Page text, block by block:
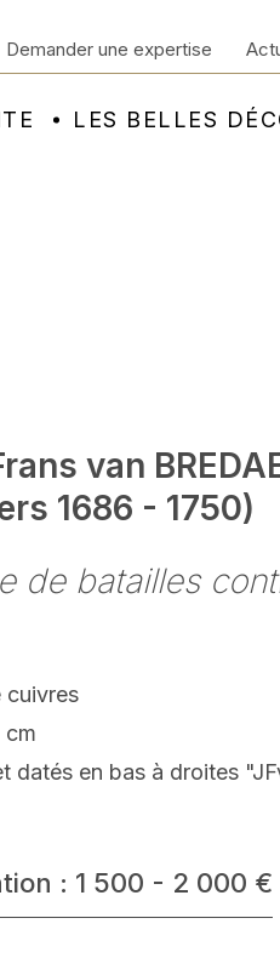
LES BELLES
Demander une expertise
van
1686 - 1750)
de batailles
cuivres
datés en bas à droites
: 1 500 - 2 000 €